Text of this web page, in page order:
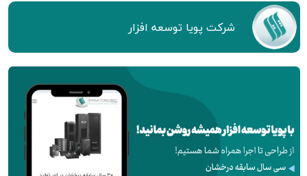
شركت پويا توسعه افزار